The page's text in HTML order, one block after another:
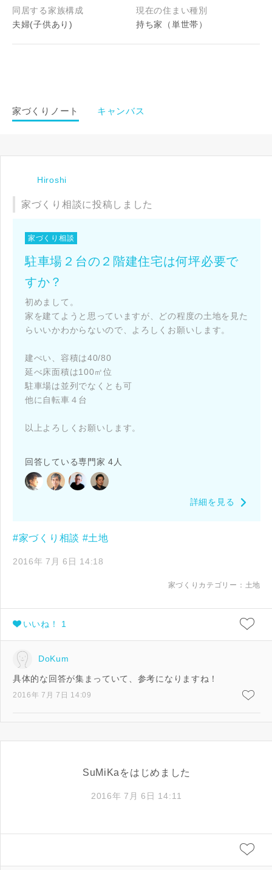
同居する家族構成
夫婦(子供あり)
現在の住まい種別
持ち家（単世帯）
家づくりノート キャンバス
Hiroshi
家づくり相談に投稿しました
家づくり相談
駐車場２台の２階建住宅は何坪必要で
すか？
初めまして。
家を建てようと思っていますが、どの程度の土地を見た
らいいかわからないので、よろしくお願いします。
建ぺい、容積は40/80
延べ床面積は100㎡位
駐車場は並列でなくとも可
他に自転車４台
以上よろしくお願いします。
回答している専門家 4人
詳細を見る
#家づくり相談 #土地
2016年 7月 6日 14:18
家づくりカテゴリー： 土地
いいね！ 1
DoKum
具体的な回答が集まっていて、参考になりますね！
2016年 7月 7日 14:09
SuMiKaをはじめました
2016年 7月 6日 14:11
ログイン